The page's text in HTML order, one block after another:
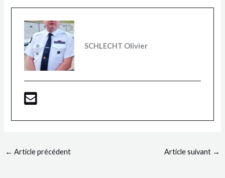
SCHLECHT Olivier
← Article précédent Article suivant →